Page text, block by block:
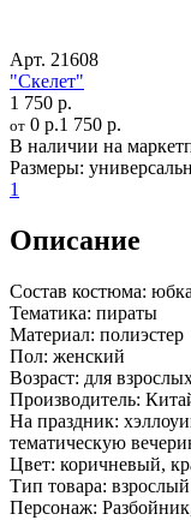
Арт. 21608
"Скелет"
1 750 р.
от 0 р.1 750 р.
В наличии на
Размеры:
1
Описание
Состав костюма:
Тематика: пираты
Материал: полиэстер
Пол: женский
Возраст: для
Производитель:
На праздник:
тематическую
Цвет: коричневый,
Тип товара:
Персонаж: